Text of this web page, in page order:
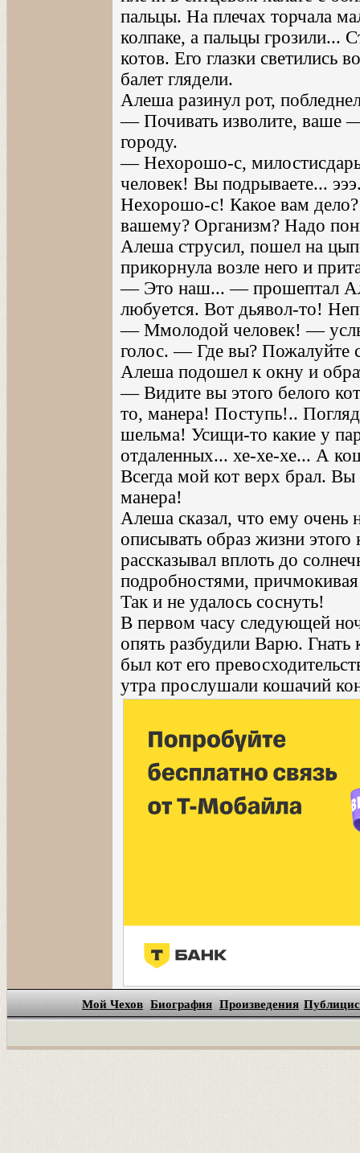
пальцы. На плечах торчала
колпаке, а пальцы грозили...
котов. Его глазки светились
балет глядели.
Алеша разинул рот,
— Почивать изволите, ваше
городу.
— Нехорошо-с,
человек! Вы подрываете...
Нехорошо-с! Какое вам
вашему? Организм? Надо
Алеша струсил, пошел на
прикорнула возле него и
— Это наш... — прошептал
любуется. Вот дьявол-то!
— Ммолодой человек! —
голос. — Где вы? Пожалуйте
Алеша подошел к окну и
— Видите вы этого белого
то, манера! Поступь!..
шельма! Усищи-то какие у
отдаленных... хе-хе-хе... А
Всегда мой кот верх брал.
манера!
Алеша сказал, что ему очень
описывать образ жизни
рассказывал вплоть до
подробностями,
Так и не удалось соснуть!
В первом часу следующей
опять разбудили Варю.
был кот его
утра прослушали кошачий
Мой Чехов Биография Произведения